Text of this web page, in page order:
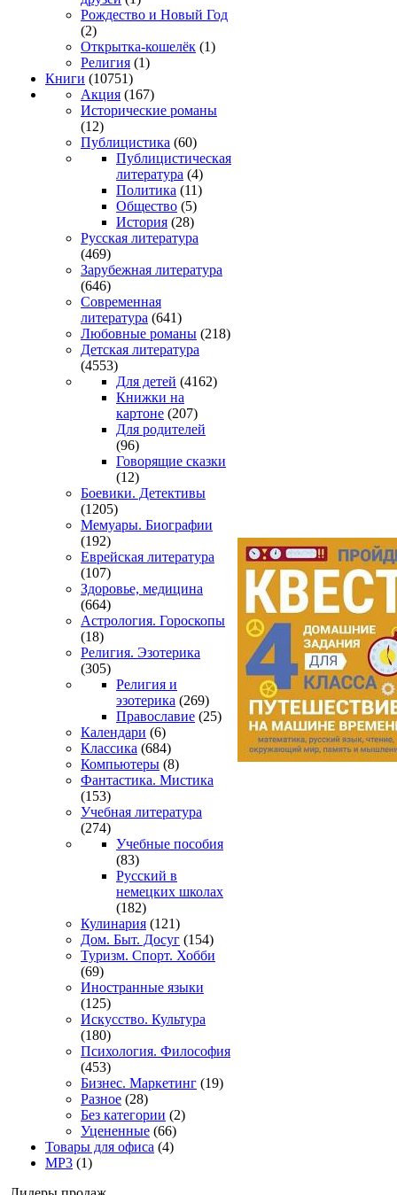
Рождество и Новый Год
(2)
Открытка-кошелёк (1)
Религия (1)
Книги (10751)
Акция (167)
Исторические романы
(12)
Публицистика (60)
Публицистическая
литература (4)
Политика (11)
Общество (5)
История (28)
Русская литература
(469)
Зарубежная литература
(646)
Современная
литература (641)
Любовные романы (218)
Детская литература
(4553)
Для детей (4162)
Книжки на
картоне (207)
Для родителей
(96)
Говорящие сказки
(12)
Боевики. Детективы
(1205)
Мемуары. Биографии
(192)
Еврейская литература
(107)
Здоровье, медицина
(664)
Астрология. Гороскопы
(18)
Религия. Эзотерика
(305)
Религия и
эзотерика (269)
Православие (25)
Календари (6)
Классика (684)
Компьютеры (8)
Фантастика. Мистика
(153)
Учебная литература
(274)
Учебные пособия
(83)
Русский в
немецких школах
(182)
Кулинария (121)
Дом. Быт. Досуг (154)
Туризм. Спорт. Хобби
(69)
Иностранные языки
(125)
Искусство. Культура
(180)
Психология. Философия
(453)
Бизнес. Маркетинг (19)
Разное (28)
Без категории (2)
Уцененные (66)
Товары для офиса (4)
MP3 (1)